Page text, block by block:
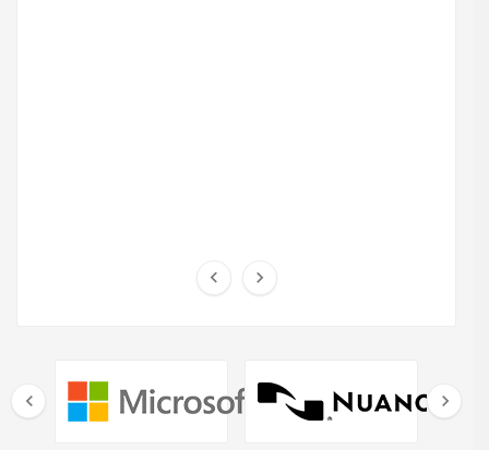
 
 